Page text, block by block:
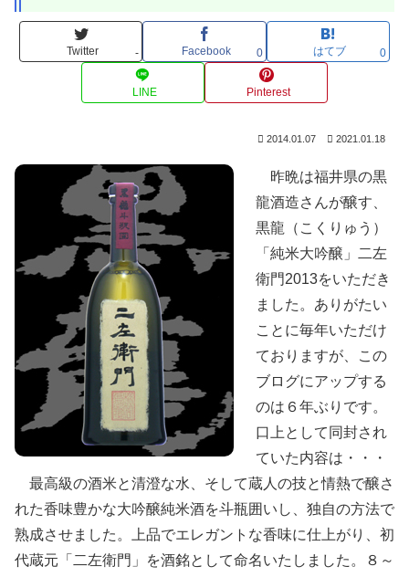
Twitter - Facebook 0 はてブ 0
LINE Pinterest
2014.01.07 2021.01.18
昨晩は福井県の黒
龍酒造さんが醸す、
黒龍（こくりゅう）
「純米大吟醸」二左
衛門2013をいただき
ました。ありがたい
ことに毎年いただけ
ておりますが、この
ブログにアップする
のは６年ぶりです。
口上として同封され
ていた内容は・・・
最高級の酒米と清澄な水、そして蔵人の技と情熱で醸さ
れた香味豊かな大吟醸純米酒を斗瓶囲いし、独自の方法で
熟成させました。上品でエレガントな香味に仕上がり、初
代蔵元「二左衛門」を酒銘として命名いたしました。８～